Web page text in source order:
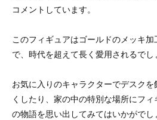
コメントしています。
このフィギュアはゴールドのメッキ
で、時代を超えて長く愛用されるでし
お気に入りのキャラクターでデスク
くしたり、家の中の特別な場所にフ
の物語を思い出してみてはいかがでし